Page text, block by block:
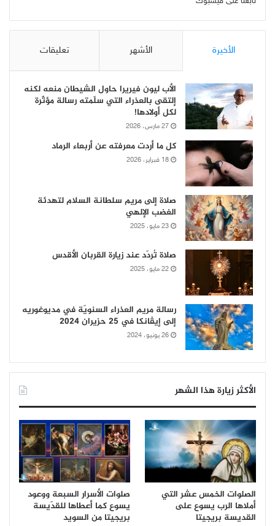
الأخيرة الأشهر تعليقات
الأب ليون فيريرا حاول الشيطان منعه لكنه
إلتقى بالعذراء التي سلّمته رسالة مؤثّرة
لكل أولادها!
27 مارس، 2026
كل ما أردت معرفته عن أربعاء الرماد
18 فبراير، 2026
صلاة إلى مريم سلطانة السلام لتهدئة
الغضب الإلهي
23 مايو، 2025
صلاة تُردّد عند زيارة القربان الأقدس
22 مايو، 2025
رسالة مريم العذراء السنويّة في مديوغوريه
إلى إيڤانكا في 25 حزيران 2024
26 يونيو، 2024
الأكثر زيارة هذا الشهر
الصلوات الخمس عشر التي
أملاها الرب يسوع على
القديسة بريجيتا
صلوات الأسرار السبعة ووعود
يسوع كما أعطاها للقدّيسة
بريجيتا من السويد